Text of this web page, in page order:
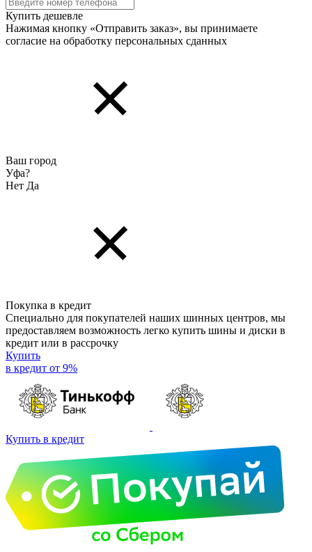
Купить дешевле
Нажимая кнопку «Отправить заказ», вы принимаете
согласие на обработку персональных cданных
Ваш город
Уфа?
Нет Да
Покупка в кредит
Специально для покупателей наших шинных центров, мы
предоставляем возможность легко купить шины и диски в
кредит или в рассрочку
Купить
в кредит от 9%
Купить в кредит